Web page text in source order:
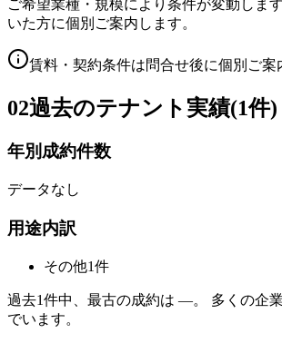
ご希望業種・規模により条件が変動しま
いた方に個別ご案内します。
賃料・契約条件は問合せ後に個別ご案
02過去のテナント実績(1件)
年別成約件数
データなし
用途内訳
その他1件
過去1件中、最古の成約は —。 多くの企
でいます。